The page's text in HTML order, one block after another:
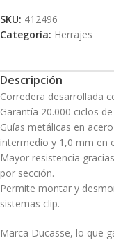
SKU: 412496
Categoría: Herrajes
Descripción
Corredera desarrollada
Garantía 20.000 ciclos
Guías metálicas en
intermedio y 1,0 mm en
Mayor resistencia
por sección.
Permite montar y
sistemas clip.
Marca Ducasse, lo que